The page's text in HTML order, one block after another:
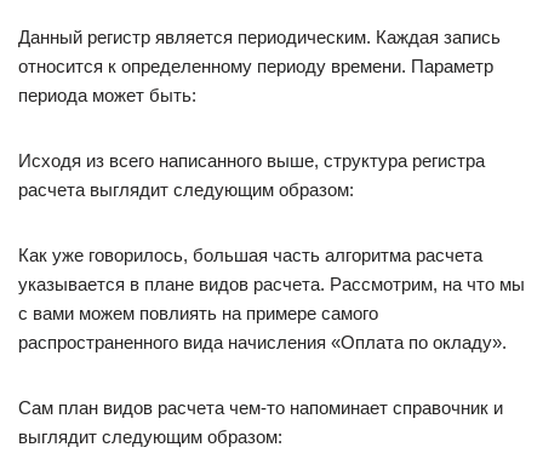
Данный регистр является периодическим. Каждая запись
относится к определенному периоду времени. Параметр
периода может быть:
Исходя из всего написанного выше, структура регистра
расчета выглядит следующим образом:
Как уже говорилось, большая часть алгоритма расчета
указывается в плане видов расчета. Рассмотрим, на что мы
с вами можем повлиять на примере самого
распространенного вида начисления «Оплата по окладу».
Сам план видов расчета чем-то напоминает справочник и
выглядит следующим образом: